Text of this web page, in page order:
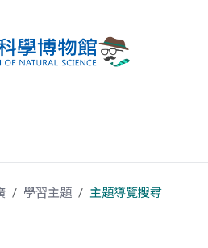
學習主題 主題導覽搜尋